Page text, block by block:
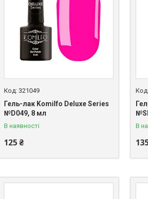
321049
Гель-лак Komilfo Deluxe Series
№D049, 8 мл
В наявності
125 ₴
В